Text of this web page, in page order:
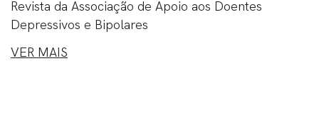
Revista da Associação de Apoio aos Doentes
Depressivos e Bipolares
VER MAIS